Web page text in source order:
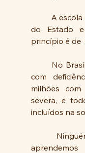
do Estado
princípio é de
com
milhões
severa, e
incluídos na